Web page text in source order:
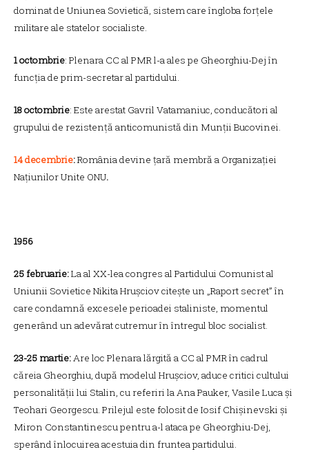
dominat de Uniunea Sovietică, sistem care îngloba forțele
militare ale statelor socialiste.
1 octombrie: Plenara CC al PMR l-a ales pe Gheorghiu-Dej în
funcția de prim-secretar al partidului.
18 octombrie: Este arestat Gavril Vatamaniuc, conducători al
grupului de rezistență anticomunistă din Munții Bucovinei.
14 decembrie:România devine țară membră a Organizației
Națiunilor Unite ONU.
1956
25 februarie:La al XX-lea congres al Partidului Comunist al
Uniunii Sovietice Nikita Hrușciov citește un „Raport secret” în
care condamnă excesele perioadei staliniste, momentul
generând un adevărat cutremur în întregul bloc socialist.
23-25 martie:Are loc Plenara lărgită a CC al PMR în cadrul
căreia Gheorghiu, după modelul Hrușciov, aduce critici cultului
personalității lui Stalin, cu referiri la Ana Pauker, Vasile Luca și
Teohari Georgescu. Prilejul este folosit de Iosif Chișinevski și
Miron Constantinescu pentru a-l ataca pe Gheorghiu-Dej,
sperând înlocuirea acestuia din fruntea partidului.